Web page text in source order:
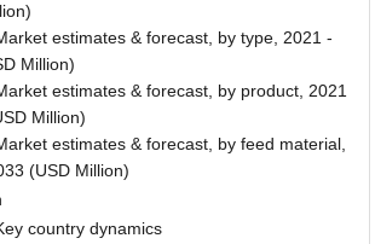
estimates & forecast, by type, 2021 -
Million)
estimates & forecast, by product, 2021
Million)
estimates & forecast, by feed material,
(USD Million)
country dynamics